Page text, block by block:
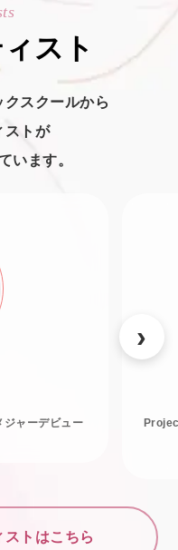
スト
スクールから
ストが
います。
ャーデビュー
トはこちら